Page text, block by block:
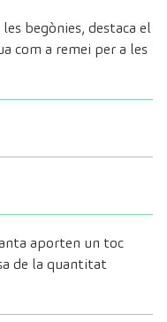
begònies, destaca el
com a remei per a les
aporten un toc
de la quantitat